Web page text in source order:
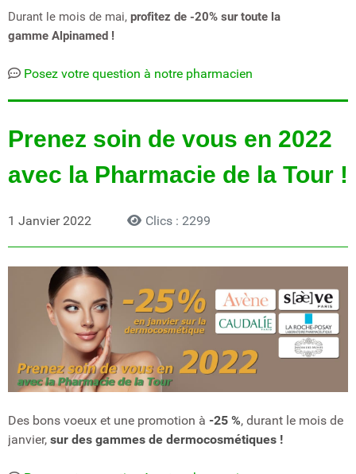
Durant le mois de mai, profitez de -20% sur toute la
gamme Alpinamed !
Posez votre question à notre pharmacien
Prenez soin de vous en 2022
avec la Pharmacie de la Tour !
1 Janvier 2022 Clics : 2299
Des bons voeux et une promotion à -25 %, durant le mois de
janvier, sur des gammes de dermocosmétiques !